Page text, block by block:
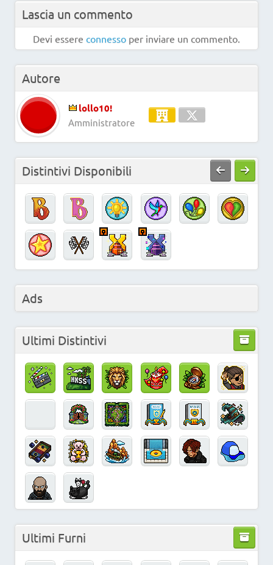
Lascia un commento
Devi essere connesso per inviare un commento.
Autore
lollo10!
Amministratore
Distintivi Disponibili
Ads
Ultimi Distintivi
Ultimi Furni